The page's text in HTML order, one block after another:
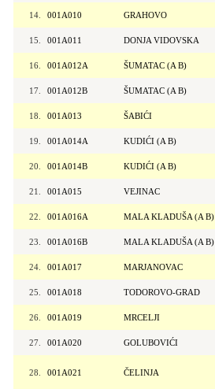
14. 001A010 GRAHOVO
15. 001A011 DONJA VIDOVSKA
16. 001A012A ŠUMATAC (A B)
17. 001A012B ŠUMATAC (A B)
18. 001A013 ŠABIĆI
19. 001A014A KUDIĆI (A B)
20. 001A014B KUDIĆI (A B)
21. 001A015 VEJINAC
22. 001A016A MALA KLADUŠA (A B)
23. 001A016B MALA KLADUŠA (A B)
24. 001A017 MARJANOVAC
25. 001A018 TODOROVO-GRAD
26. 001A019 MRCELJI
27. 001A020 GOLUBOVIĆI
28. 001A021 ČELINJA